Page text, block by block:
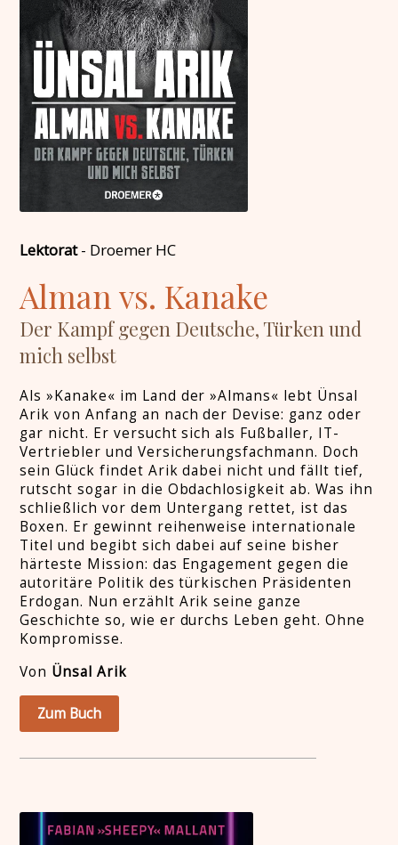
Lektorat- Droemer HC
Alman vs. Kanake
Der Kampf gegen Deutsche, Türken und
mich selbst
Als »Kanake« im Land der »Almans« lebt Ünsal
Arik von Anfang an nach der Devise: ganz oder
gar nicht. Er versucht sich als Fußballer, IT-
Vertriebler und Versicherungsfachmann. Doch
sein Glück findet Arik dabei nicht und fällt tief,
rutscht sogar in die Obdachlosigkeit ab. Was ihn
schließlich vor dem Untergang rettet, ist das
Boxen. Er gewinnt reihenweise internationale
Titel und begibt sich dabei auf seine bisher
härteste Mission: das Engagement gegen die
autoritäre Politik des türkischen Präsidenten
Erdogan. Nun erzählt Arik seine ganze
Geschichte so, wie er durchs Leben geht. Ohne
Kompromisse.
Von Ünsal Arik
Zum Buch